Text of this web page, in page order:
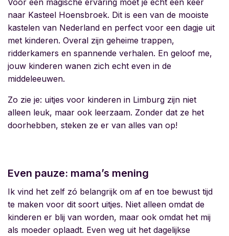
naar Kasteel Hoensbroek. Dit is een van de mooiste
kastelen van Nederland en perfect voor een dagje uit
met kinderen. Overal zijn geheime trappen,
ridderkamers en spannende verhalen. En geloof me,
jouw kinderen wanen zich echt even in de
middeleeuwen.
Zo zie je: uitjes voor kinderen in Limburg zijn niet
alleen leuk, maar ook leerzaam. Zonder dat ze het
doorhebben, steken ze er van alles van op!
Even pauze: mama’s mening
Ik vind het zelf zó belangrijk om af en toe bewust tijd
te maken voor dit soort uitjes. Niet alleen omdat de
kinderen er blij van worden, maar ook omdat het mij
als moeder oplaadt. Even weg uit het dagelijkse